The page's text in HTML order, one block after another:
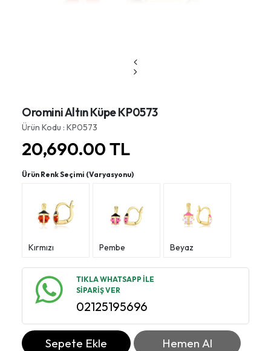
Oromini Altın Küpe KP0573
Ürün Kodu : KP0573
20,690.00TL
Ürün Renk Seçimi (Varyasyonu)
Kırmızı Pembe Beyaz
TIKLA WHATSAPP İLE
SİPARİŞ VER
02125195696
Sepete Ekle Hemen Al